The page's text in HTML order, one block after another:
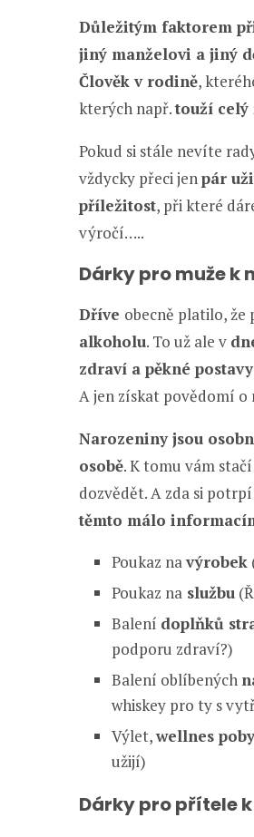
Důležitým faktorem
jiný manželovi a jiný
Člověk v rodině,
kterých např.touží celý
Pokud si stále nevíte
vždycky přeci jenpár
příležitost, při které
výročí…..
Dárky pro muže k
Dříve obecně platilo, že
alkoholu. To už ale v
zdraví a pěkné postavy
A jen získat povědomí o
Narozeniny jsou
osobě. K tomu vám
dozvědět. A zda si
těmto málo
Poukaz navýrobek
Poukaz na službu
Balení doplňků
podporu zdraví?)
Balení oblíbených
whiskey pro ty s
Výlet,wellnes
užijí)
Dárky pro přítele